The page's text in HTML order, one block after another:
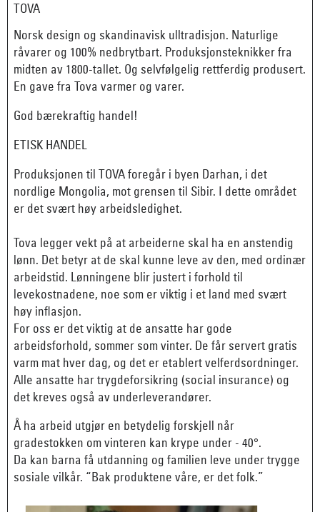
TOVA
Norsk design og skandinavisk ulltradisjon. Naturlige
råvarer og 100% nedbrytbart. Produksjonsteknikker fra
midten av 1800-tallet. Og selvfølgelig rettferdig produsert.
En gave fra Tova varmer og varer.
God bærekraftig handel!
ETISK HANDEL
Produksjonen til TOVA foregår i byen Darhan, i det
nordlige Mongolia, mot grensen til Sibir. I dette området
er det svært høy arbeidsledighet.
Tova legger vekt på at arbeiderne skal ha en anstendig
lønn. Det betyr at de skal kunne leve av den, med ordinær
arbeidstid. Lønningene blir justert i forhold til
levekostnadene, noe som er viktig i et land med svært
høy inflasjon.
For oss er det viktig at de ansatte har gode
arbeidsforhold, sommer som vinter. De får servert gratis
varm mat hver dag, og det er etablert velferdsordninger.
Alle ansatte har trygdeforsikring (social insurance) og
det kreves også av underleverandører.
Å ha arbeid utgjør en betydelig forskjell når
gradestokken om vinteren kan krype under - 40°.
Da kan barna få utdanning og familien leve under trygge
sosiale vilkår. “Bak produktene våre, er det folk.”